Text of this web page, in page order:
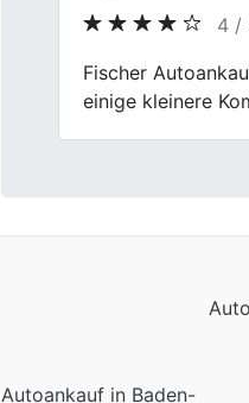
5 /
Vom ersten
Württemberg